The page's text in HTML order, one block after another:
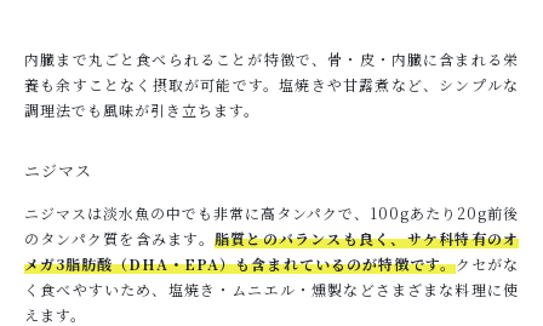
内臓まで丸ごと食べられることが特徴で、骨・皮・内臓に含まれる栄
養も余すことなく摂取が可能です。塩焼きや甘露煮など、シンプルな
調理法でも風味が引き立ちます。
ニジマス
ニジマスは淡水魚の中でも非常に高タンパクで、100gあたり20g前後
のタンパク質を含みます。 脂質とのバランスも良く、サケ科特有のオ
メガ3脂肪酸（DHA・EPA）も含まれているのが特徴です。クセがな
く食べやすいため、塩焼き・ムニエル・燻製などさまざまな料理に使
えます。